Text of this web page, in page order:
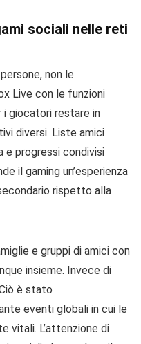
sociali nelle reti
non le
Live con le funzioni
i giocatori restare in
diversi. Liste amici
progressi condivisi
il gaming un’esperienza
rispetto alla
e gruppi di amici con
insieme. Invece di
è stato
eventi globali in cui le
vitali. L’attenzione di